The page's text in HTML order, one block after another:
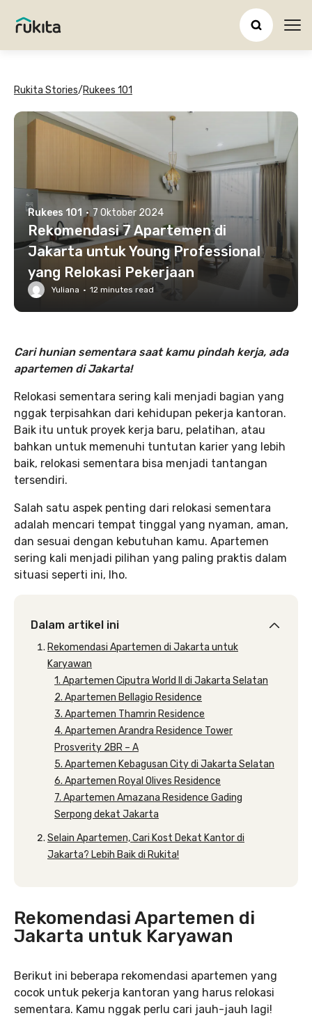
Rukita Stories/Rukees 101
Rukees 101 · 7 Oktober 2024
Rekomendasi 7 Apartemen di
Jakarta untuk Young Professional
yang Relokasi Pekerjaan
Yuliana · 12 minutes read
Cari hunian sementara saat kamu pindah kerja, ada
apartemen di Jakarta!
Relokasi sementara sering kali menjadi bagian yang
nggak terpisahkan dari kehidupan pekerja kantoran.
Baik itu untuk proyek kerja baru, pelatihan, atau
bahkan untuk memenuhi tuntutan karier yang lebih
baik, relokasi sementara bisa menjadi tantangan
tersendiri.
Salah satu aspek penting dari relokasi sementara
adalah mencari tempat tinggal yang nyaman, aman,
dan sesuai dengan kebutuhan kamu. Apartemen
sering kali menjadi pilihan yang paling praktis dalam
situasi seperti ini, lho.
Dalam artikel ini
Rekomendasi Apartemen di Jakarta untuk
Karyawan
1. Apartemen Ciputra World II di Jakarta Selatan
2. Apartemen Bellagio Residence
3. Apartemen Thamrin Residence
4. Apartemen Arandra Residence Tower
Prosverity 2BR – A
5. Apartemen Kebagusan City di Jakarta Selatan
6. Apartemen Royal Olives Residence
7. Apartemen Amazana Residence Gading
Serpong dekat Jakarta
Selain Apartemen, Cari Kost Dekat Kantor di
Jakarta? Lebih Baik di Rukita!
Rekomendasi Apartemen di
Jakarta untuk Karyawan
Berikut ini beberapa rekomendasi apartemen yang
cocok untuk pekerja kantoran yang harus relokasi
sementara. Kamu nggak perlu cari jauh-jauh lagi!